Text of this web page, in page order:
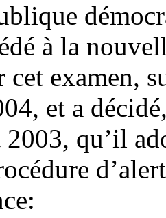
à la
cet examen,
et a
2003, qu’il